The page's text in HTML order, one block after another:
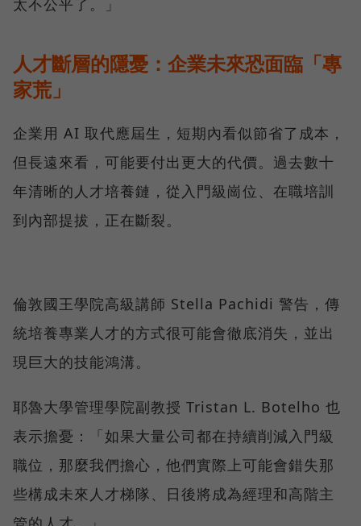
太不公平了。」
人才斷層的隱憂：企業未來恐面臨「專
家荒」
企業用 AI 取代應屆生，短期內看似節省了成本，
但長遠來看，可能要付出更大的代價。過去數十
年清晰的人才培養鏈，從入門級崗位、在職培訓
到內部提拔，正在斷裂。
倫敦國王學院高級講師 Stella Pachidi 警告，傳
統培養專業人才的方式很可能會徹底消失，並出
現巨大的技能鴻溝。
耶魯大學管理學院副教授 Tristan L. Botelho 也
表示擔憂：「如果大量公司都在持續削減入門級
職位，那麼我們擔心，他們實際上可能會錯失那
些構成未來人才梯隊、日後將成為經理和高階主